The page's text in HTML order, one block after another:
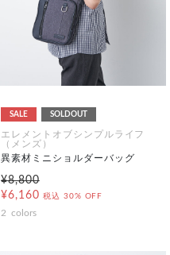
SALE SOLDOUT
エレメントオブシンプルライフ
（メンズ）
異素材ミニショルダーバッグ
¥8,800
¥6,160 税込 30% OFF
2 colors